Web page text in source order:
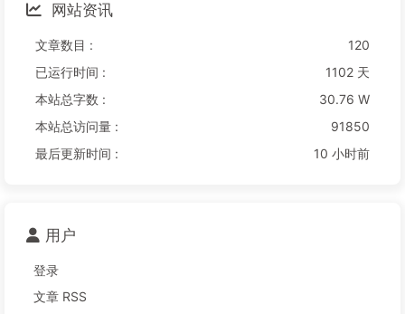
网站资讯
文章数目 :
120
已运行时间 :
1102 天
本站总字数 :
30.76 W
本站总访问量 :
91850
最后更新时间 :
10 小时前
用户
登录
文章 RSS